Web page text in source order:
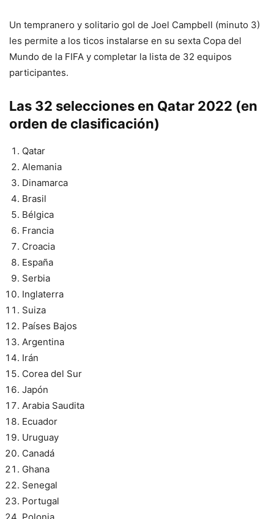
Un tempranero y solitario gol de Joel Campbell (minuto 3)
les permite a los ticos instalarse en su sexta Copa del
Mundo de la FIFA y completar la lista de 32 equipos
participantes.
Las 32 selecciones en Qatar 2022 (en
orden de clasificación)
Qatar
Alemania
Dinamarca
Brasil
Bélgica
Francia
Croacia
España
Serbia
Inglaterra
Suiza
Países Bajos
Argentina
Irán
Corea del Sur
Japón
Arabia Saudita
Ecuador
Uruguay
Canadá
Ghana
Senegal
Portugal